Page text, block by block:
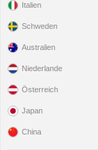
Italien
Schweden
Australien
Niederlande
Österreich
Japan
China